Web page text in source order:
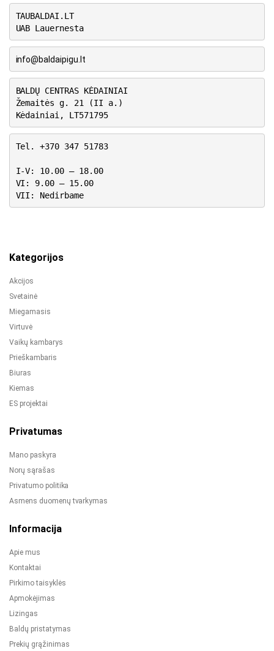
TAUBALDAI.LT
UAB Lauernesta
info@baldaipigu.lt
BALDŲ CENTRAS KĖDAINIAI
Žemaitės g. 21 (II a.)
Kėdainiai, LT571795
Tel. +370 347 51783
I-V: 10.00 – 18.00
VI: 9.00 – 15.00
VII: Nedirbame
Kategorijos
Akcijos
Svetainė
Miegamasis
Virtuvė
Vaikų kambarys
Prieškambaris
Biuras
Kiemas
ES projektai
Privatumas
Mano paskyra
Norų sąrašas
Privatumo politika
Asmens duomenų tvarkymas
Informacija
Apie mus
Kontaktai
Pirkimo taisyklės
Apmokėjimas
Lizingas
Baldų pristatymas
Prekių grąžinimas